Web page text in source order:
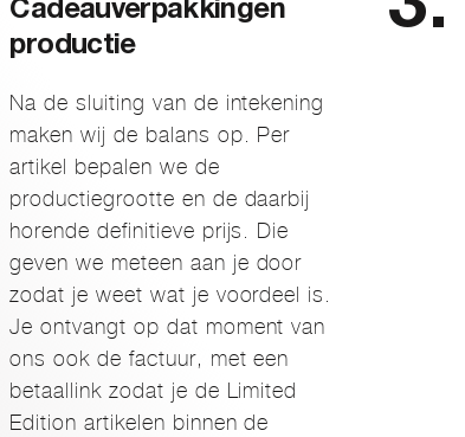
Cadeauverpakkingen
productie
Na de sluiting van de intekening
maken wij de balans op. Per
artikel bepalen we de
productiegrootte en de daarbij
horende definitieve prijs. Die
geven we meteen aan je door
zodat je weet wat je voordeel is.
Je ontvangt op dat moment van
ons ook de factuur, met een
betaallink zodat je de Limited
Edition artikelen binnen de